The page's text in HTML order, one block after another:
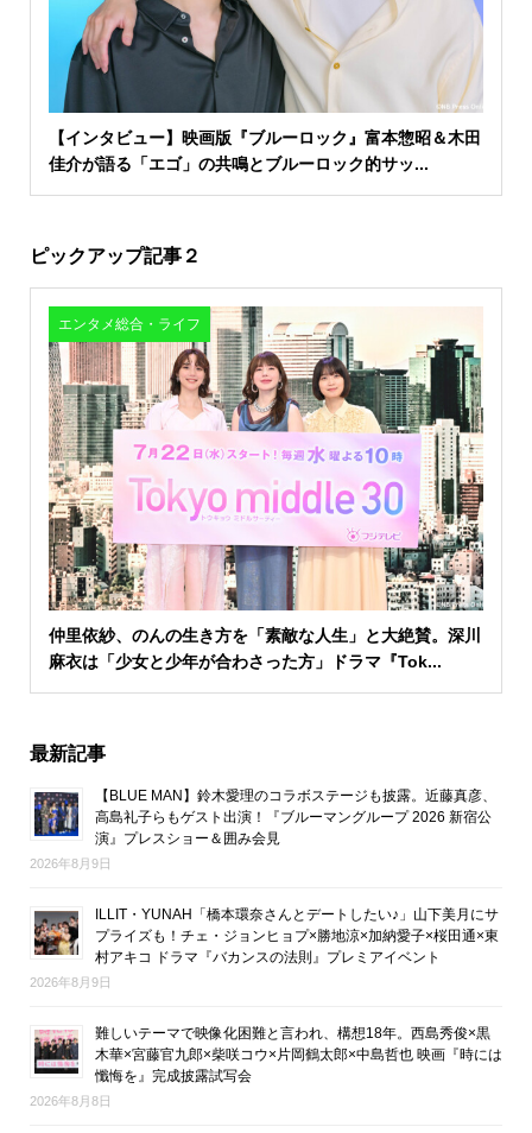
【インタビュー】映画版『ブルーロック』富本惣昭＆木田
佳介が語る「エゴ」の共鳴とブルーロック的サッ...
ピックアップ記事２
エンタメ総合・ライフ
仲里依紗、のんの生き方を「素敵な人生」と大絶賛。深川
麻衣は「少女と少年が合わさった方」ドラマ『Tok...
最新記事
【BLUE MAN】鈴木愛理のコラボステージも披露。近藤真彦、
高島礼子らもゲスト出演！『ブルーマングループ 2026 新宿公
演』プレスショー＆囲み会見
2026年8月9日
ILLIT・YUNAH「橋本環奈さんとデートしたい♪」山下美月にサ
プライズも！チェ・ジョンヒョプ×勝地涼×加納愛子×桜田通×東
村アキコ ドラマ『バカンスの法則』プレミアイベント
2026年8月9日
難しいテーマで映像化困難と言われ、構想18年。西島秀俊×黒
木華×宮藤官九郎×柴咲コウ×片岡鶴太郎×中島哲也 映画『時には
懺悔を』完成披露試写会
2026年8月8日